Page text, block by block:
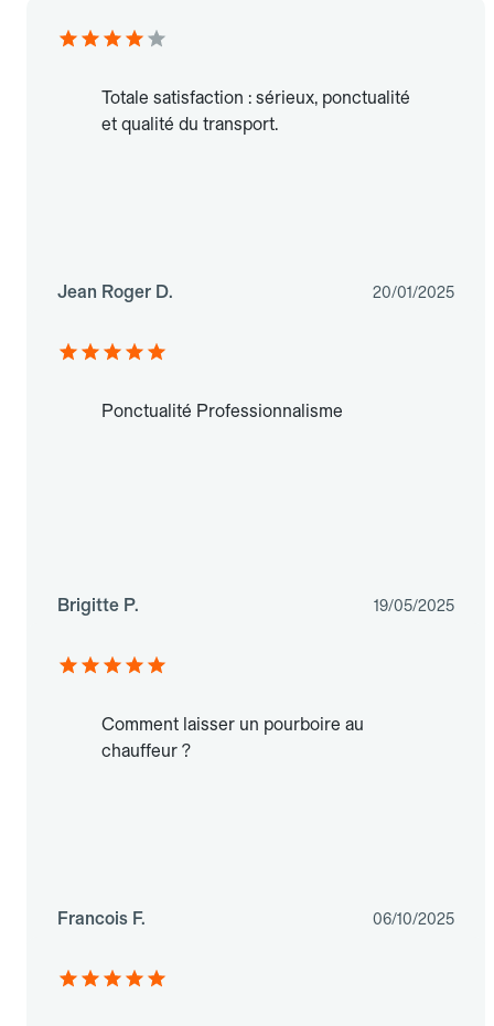
Totale satisfaction : sérieux, ponctualité
et qualité du transport.
Jean Roger D. 20/01/2025
Ponctualité Professionnalisme
Brigitte P. 19/05/2025
Comment laisser un pourboire au
chauffeur ?
Francois F. 06/10/2025